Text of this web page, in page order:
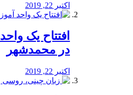
اکتبر 22, 2019
افتتاح یک
در محمدشهر
اکتبر 22, 2019